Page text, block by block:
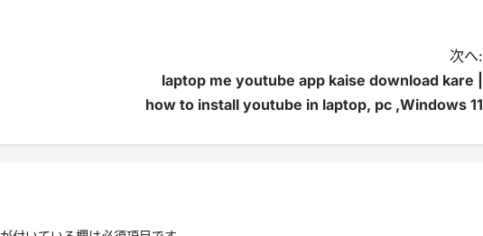
次へ:
laptop me youtube app kaise download kare |
how to install youtube in laptop, pc ,Windows 11